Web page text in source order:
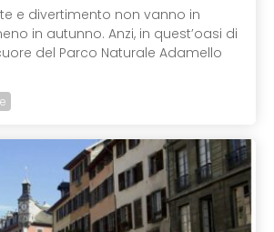
e divertimento non vanno in
in autunno. Anzi, in quest’oasi di
del Parco Naturale Adamello